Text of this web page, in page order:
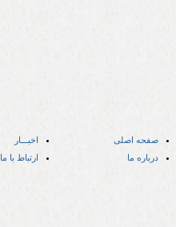
صفحه اصلی
اخبـــار
درباره ما
ارتباط با ما